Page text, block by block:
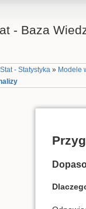
- Baza
- Statystyka » Modele